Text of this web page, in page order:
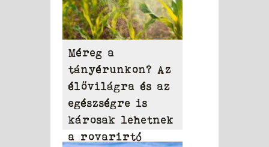
Méreg a
tányérunkon? Az
élővilágra és az
egészségre is
károsak lehetnek
a rovarirtó